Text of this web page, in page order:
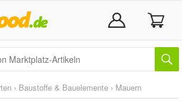
› Baustoffe & Bauelemente › Mauern